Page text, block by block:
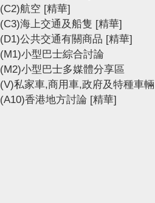
(C2)航空 [精華]
(C3)海上交通及船隻 [精華]
(D1)公共交通有關商品 [精華]
(M1)小型巴士綜合討論
(M2)小型巴士多媒體分享區
(V)私家車,商用車,政府及特種車輛
(A10)香港地方討論 [精華]